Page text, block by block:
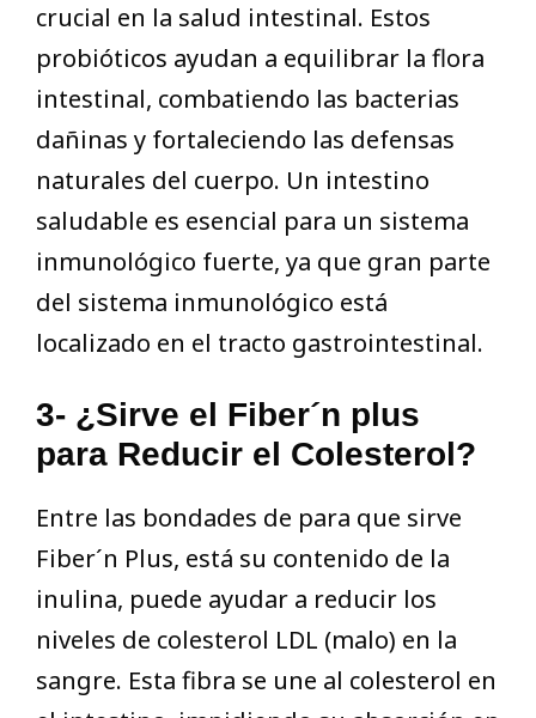
crucial en la salud intestinal. Estos
probióticos ayudan a equilibrar la flora
intestinal, combatiendo las bacterias
dañinas y fortaleciendo las defensas
naturales del cuerpo. Un intestino
saludable es esencial para un sistema
inmunológico fuerte, ya que gran parte
del sistema inmunológico está
localizado en el tracto gastrointestinal.
3- ¿Sirve el Fiber´n plus
para Reducir el Colesterol?
Entre las bondades de para que sirve
Fiber´n Plus, está su contenido de la
inulina, puede ayudar a reducir los
niveles de colesterol LDL (malo) en la
sangre. Esta fibra se une al colesterol en